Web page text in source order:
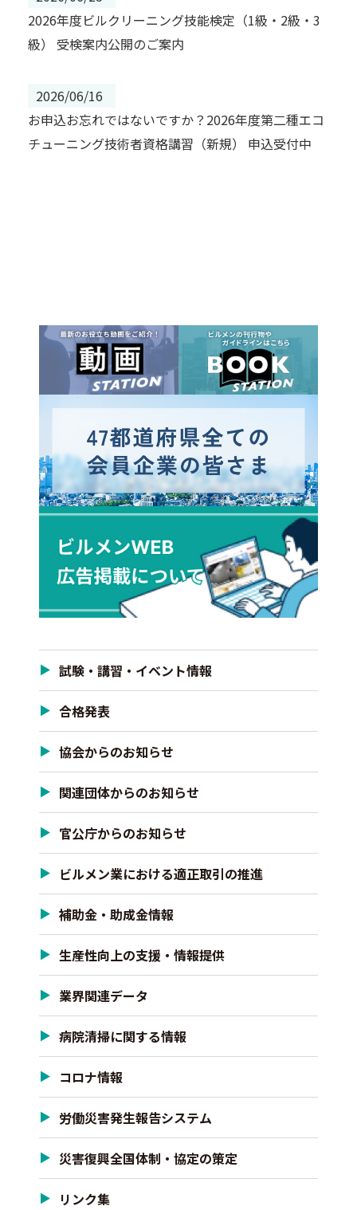
2026年度ビルクリーニング技能検定（1級・2級・3
級） 受検案内公開のご案内
2026/06/16
お申込お忘れではないですか？2026年度第二種エコ
チューニング技術者資格講習（新規） 申込受付中
試験・講習・イベント情報
合格発表
協会からのお知らせ
関連団体からのお知らせ
官公庁からのお知らせ
ビルメン業における適正取引の推進
補助金・助成金情報
生産性向上の支援・情報提供
業界関連データ
病院清掃に関する情報
コロナ情報
労働災害発生報告システム
災害復興全国体制・協定の策定
リンク集